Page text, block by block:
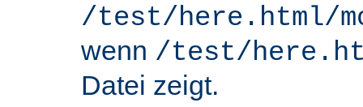
/test/here.html/
wenn /test/
Datei zeigt.